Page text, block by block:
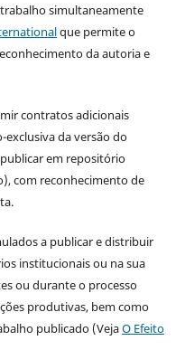
simultaneamente
que permite o
da autoria e
contratos adicionais
da versão do
em repositório
com reconhecimento de
a publicar e distribuir
institucionais ou na sua
ou durante o processo
produtivas, bem como
publicado (VejaO Efeito